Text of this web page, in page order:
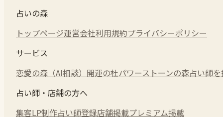
占いの森
トップページ運営会社利用規約プライバシーポリシー
サービス
恋愛の森（AI相談） 開運の杜パワーストーンの森占い師
占い師・店舗の方へ
集客LP制作占い師登録店舗掲載プレミアム掲載